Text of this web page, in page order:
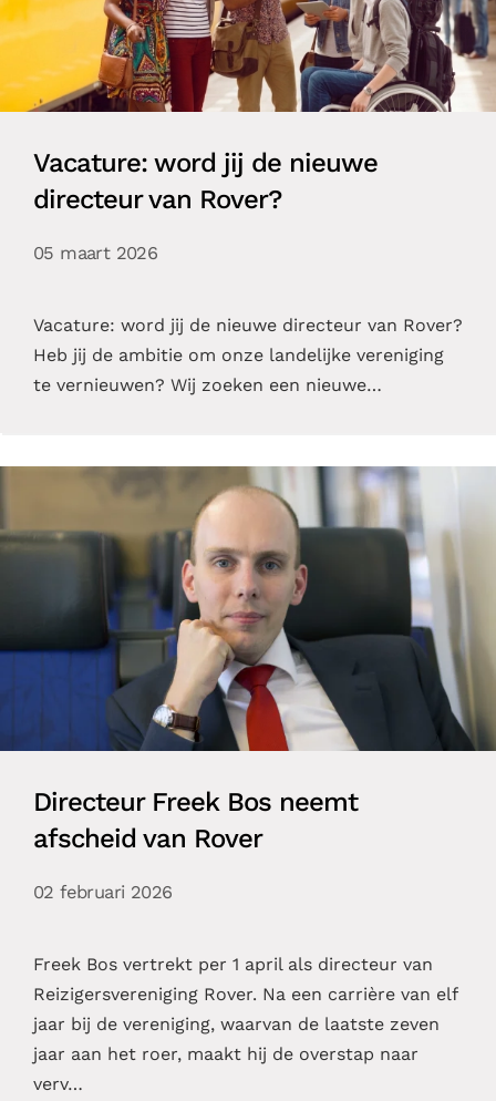
Vacature: word jij de nieuwe
directeur van Rover?
05 maart 2026
Vacature: word jij de nieuwe directeur van Rover?
Heb jij de ambitie om onze landelijke vereniging
te vernieuwen? Wij zoeken een nieuwe…
Directeur Freek Bos neemt
afscheid van Rover
02 februari 2026
Freek Bos vertrekt per 1 april als directeur van
Reizigersvereniging Rover. Na een carrière van elf
jaar bij de vereniging, waarvan de laatste zeven
jaar aan het roer, maakt hij de overstap naar
verv…